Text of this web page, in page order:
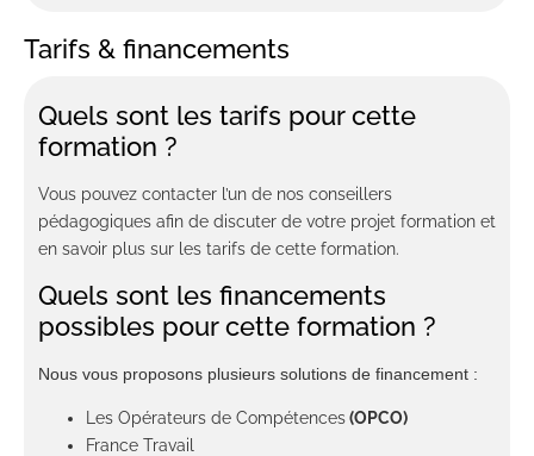
Tarifs & financements
Quels sont les tarifs pour cette
formation ?
Vous pouvez contacter l’un de nos conseillers
pédagogiques afin de discuter de votre projet formation et
en savoir plus sur les tarifs de cette formation.
Quels sont les financements
possibles pour cette formation ?
Nous vous proposons plusieurs solutions de financement :
Les Opérateurs de Compétences(OPCO)
France Travail